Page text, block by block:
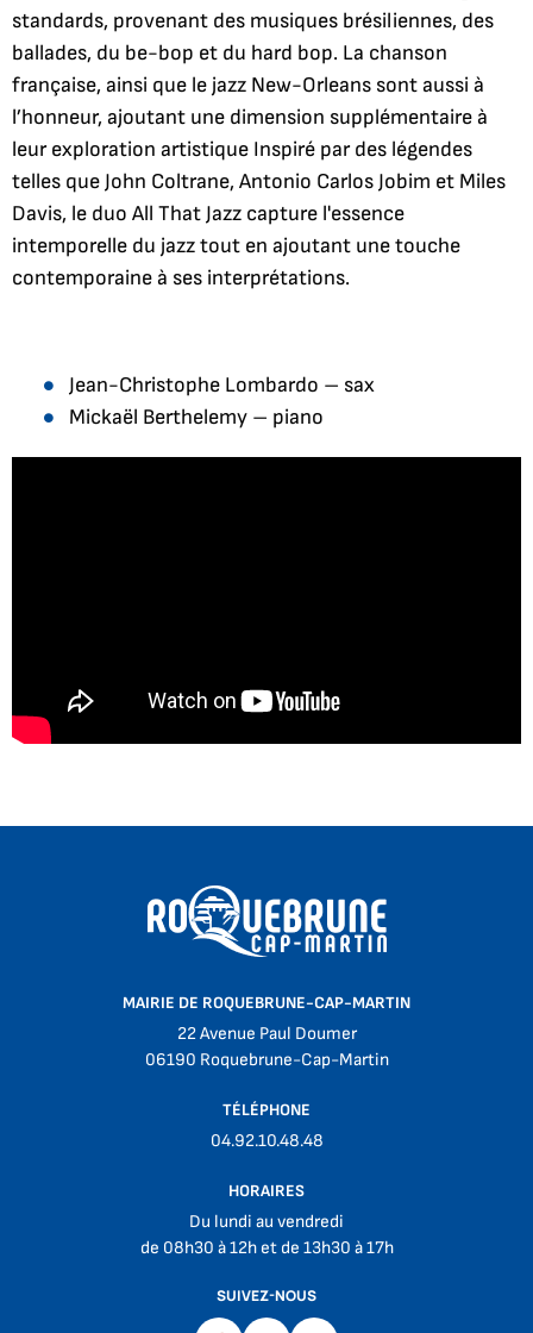
standards, provenant des musiques brésiliennes, des
ballades, du be-bop et du hard bop. La chanson
française, ainsi que le jazz New-Orleans sont aussi à
l’honneur, ajoutant une dimension supplémentaire à
leur exploration artistique Inspiré par des légendes
telles que John Coltrane, Antonio Carlos Jobim et Miles
Davis, le duo All That Jazz capture l'essence
intemporelle du jazz tout en ajoutant une touche
contemporaine à ses interprétations.
Jean-Christophe Lombardo – sax
Mickaël Berthelemy – piano
MAIRIE DE ROQUEBRUNE-CAP-MARTIN
22 Avenue Paul Doumer
06190 Roquebrune-Cap-Martin
TÉLÉPHONE
04.92.10.48.48
HORAIRES
Du lundi au vendredi
de 08h30 à 12h et de 13h30 à 17h
SUIVEZ-NOUS